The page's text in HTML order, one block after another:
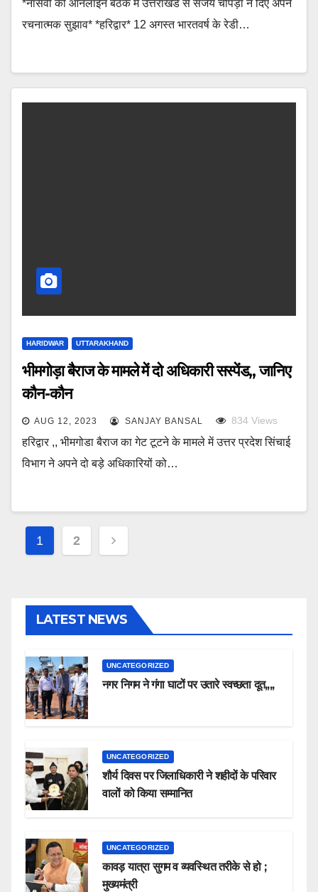
*नासवी की ऑनलाइन बैठक में उत्तराखंड से संजय चोपड़ा ने दिए अपने
रचनात्मक सुझाव* *हरिद्वार* 12 अगस्त भारतवर्ष के रेडी…
HARIDWAR UTTARAKHAND
भीमगोड़ा बैराज के मामले में दो अधिकारी सस्पेंड,, जानिए
कौन-कौन
AUG 12, 2023 SANJAY BANSAL 834 Views
हरिद्वार ,, भीमगोडा बैराज का गेट टूटने के मामले में उत्तर प्रदेश सिंचाई
विभाग ने अपने दो बड़े अधिकारियों को…
Posts
1 2
LATEST NEWS
UNCATEGORIZED
नगर निगम ने गंगा घाटों पर उतारे स्वच्छता दूत,,,,
UNCATEGORIZED
शौर्य दिवस पर जिलाधिकारी ने शहीदों के परिवार
वालों को किया सम्मानित
UNCATEGORIZED
कावड़ यात्रा सुगम व व्यवस्थित तरीके से हो ;
मुख्यमंत्री